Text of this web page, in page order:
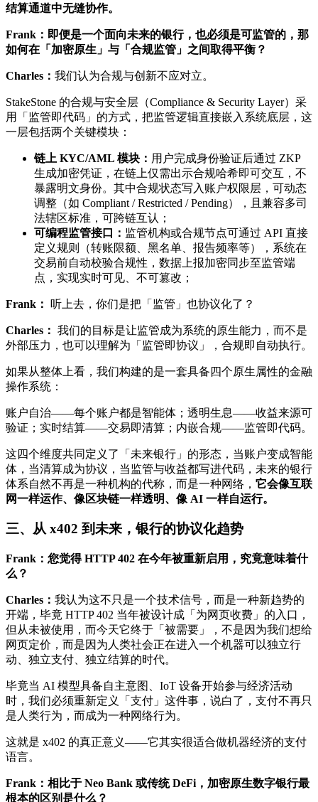
结算通道中无缝协作。
Frank：即便是一个面向未来的银行，也必须是可监管的，那
如何在「加密原生」与「合规监管」之间取得平衡？
Charles： 我们认为合规与创新不应对立。
StakeStone 的合规与安全层（Compliance & Security Layer）采
用「监管即代码」的方式，把监管逻辑直接嵌入系统底层，这
一层包括两个关键模块：
链上 KYC/AML 模块： 用户完成身份验证后通过 ZKP
生成加密凭证，在链上仅需出示合规哈希即可交互，不
暴露明文身份。其中合规状态写入账户权限层，可动态
调整（如 Compliant / Restricted / Pending），且兼容多司
法辖区标准，可跨链互认；
可编程监管接口： 监管机构或合规节点可通过 API 直接
定义规则（转账限额、黑名单、报告频率等），系统在
交易前自动校验合规性，数据上报加密同步至监管端
点，实现实时可见、不可篡改；
Frank： 听上去，你们是把「监管」也协议化了？
Charles： 我们的目标是让监管成为系统的原生能力，而不是
外部压力，也可以理解为「监管即协议」，合规即自动执行。
如果从整体上看，我们构建的是一套具备四个原生属性的金融
操作系统：
账户自治——每个账户都是智能体；透明生息——收益来源可
验证；实时结算——交易即清算；内嵌合规——监管即代码。
这四个维度共同定义了「未来银行」的形态，当账户变成智能
体，当清算成为协议，当监管与收益都写进代码，未来的银行
体系自然不再是一种机构的代称，而是一种网络， 它会像互联
网一样运作、像区块链一样透明、像 AI 一样自运行。
三、从 x402 到未来，银行的协议化趋势
Frank：您觉得 HTTP 402 在今年被重新启用，究竟意味着什
么？
Charles： 我认为这不只是一个技术信号，而是一种新趋势的
开端，毕竟 HTTP 402 当年被设计成「为网页收费」的入口，
但从未被使用，而今天它终于「被需要」，不是因为我们想给
网页定价，而是因为人类社会正在进入一个机器可以独立行
动、独立支付、独立结算的时代。
毕竟当 AI 模型具备自主意图、IoT 设备开始参与经济活动
时，我们必须重新定义「支付」这件事，说白了，支付不再只
是人类行为，而成为一种网络行为。
这就是 x402 的真正意义——它其实很适合做机器经济的支付
语言。
Frank：相比于 Neo Bank 或传统 DeFi，加密原生数字银行最
根本的区别是什么？